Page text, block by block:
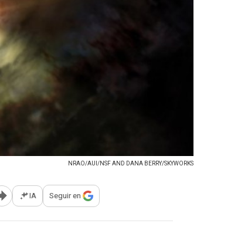
NRAO/AUI/NSF AND DANA BERRY/SKYWORKS
Abrir opciones para compartir
IA Seguir en